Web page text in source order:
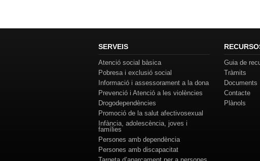
SERVEIS
Atenció social bàsica
Pobresa i exclusió social
Informació i assessorament a la dona
Prevenció i Atenció a les violències
Drogodependències
Promoció de la salut afectivosexual
Infància, adolescència, joves i
famílies
Persones amb dependència
Persones amb discapacitat
Guia de
Tràmits
Documents
Contacte
Plànols